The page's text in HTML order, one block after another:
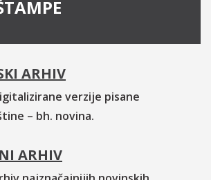
ARHIV
verzije pisane
– bh. novina.
ARHIV